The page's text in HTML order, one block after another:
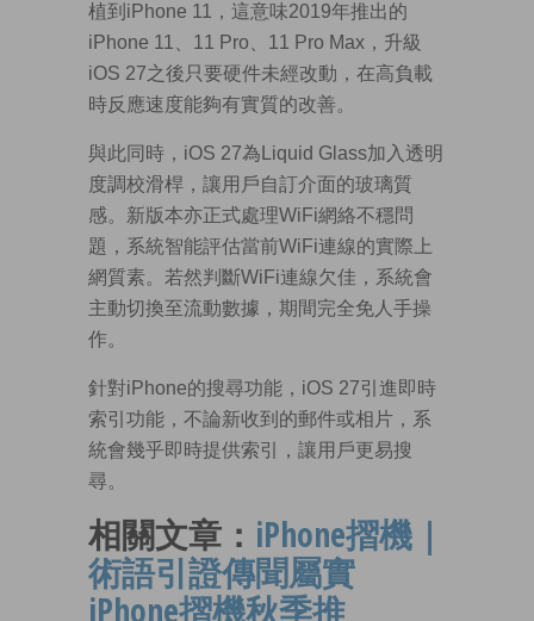
植到iPhone 11，這意味2019年推出的
iPhone 11、11 Pro、11 Pro Max，升級
iOS 27之後只要硬件未經改動，在高負載
時反應速度能夠有實質的改善。
與此同時，iOS 27為Liquid Glass加入透明
度調校滑桿，讓用戶自訂介面的玻璃質
感。新版本亦正式處理WiFi網絡不穩問
題，系統智能評估當前WiFi連線的實際上
網質素。若然判斷WiFi連線欠佳，系統會
主動切換至流動數據，期間完全免人手操
作。
針對iPhone的搜尋功能，iOS 27引進即時
索引功能，不論新收到的郵件或相片，系
統會幾乎即時提供索引，讓用戶更易搜
尋。
相關文章： iPhone摺機｜
術語引證傳聞屬實
iPhone摺機秋季推